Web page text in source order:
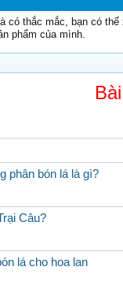
có thắc mắc, bạn có
phẩm của mình.
phân bón lá là gì?
Câu?
lá cho hoa lan